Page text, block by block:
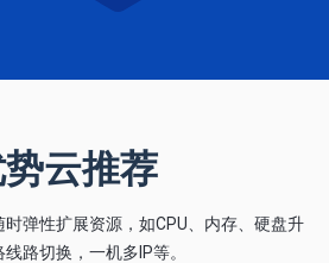
云推荐
弹性扩展资源，如CPU、内存、硬盘升
路切换，一机多IP等。